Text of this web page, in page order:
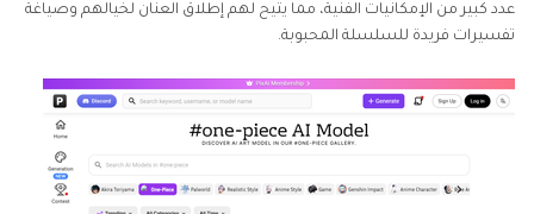
عدد كبير من الإمكانيات الفنية، مما يتيح لهم إطلاق العنان لخيالهم وصياغة
تفسيرات فريدة للسلسلة المحبوبة.